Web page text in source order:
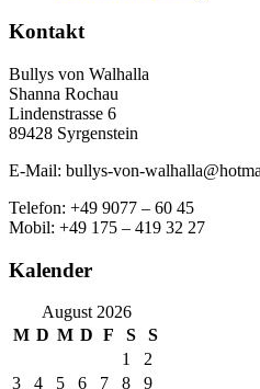
Kontakt
Bullys von Walhalla
Shanna Rochau
Lindenstrasse 6
89428 Syrgenstein
E-Mail: bullys-von-
Telefon: +49 9077 – 60 45
Mobil: +49 175 – 419 32 27
Kalender
August 2026
M D M D F S
S
1
2
3
4 5 6 7 8 9